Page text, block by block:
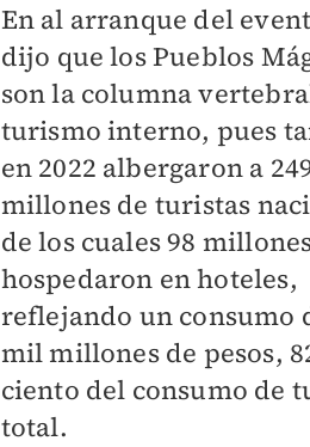
En al arranque del
dijo que los Pueblos
son la columna
turismo interno, pues
en 2022 albergaron a
millones de turistas
de los cuales 98
hospedaron en hoteles,
reflejando un consumo
mil millones de pesos,
ciento del consumo de
total.